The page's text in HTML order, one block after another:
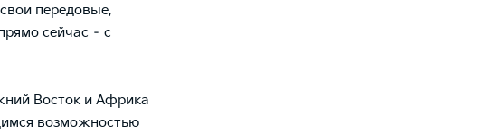
передовые,
сейчас – с
Восток и Африка
возможностью